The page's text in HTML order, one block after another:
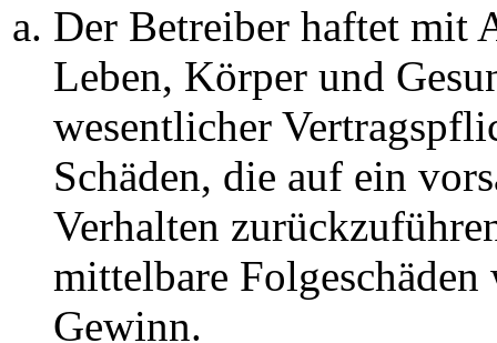
Der Betreiber haftet mit
Leben, Körper und
wesentlicher
Schäden, die auf ein
Verhalten
mittelbare Folgeschäden
Gewinn.